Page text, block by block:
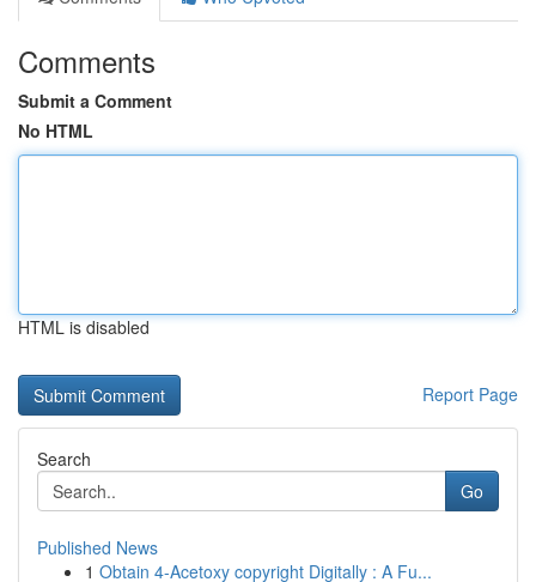
Comments
Submit a Comment
No HTML
HTML is disabled
Report Page
Search
Go
Published News
1 Obtain 4-Acetoxy copyright Digitally : A Fu...